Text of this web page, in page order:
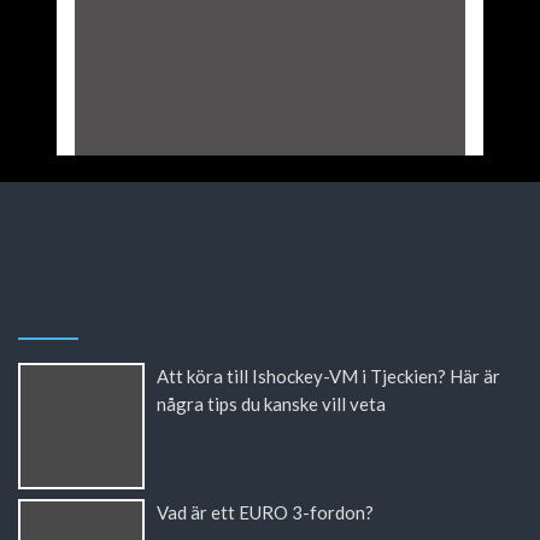
Att köra till Ishockey-VM i Tjeckien? Här är
några tips du kanske vill veta
Vad är ett EURO 3-fordon?